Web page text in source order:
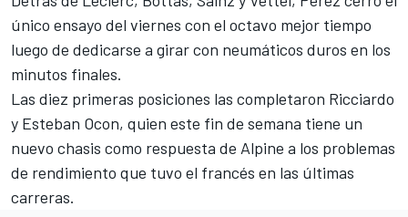
único ensayo del viernes con el octavo mejor tiempo
luego de dedicarse a girar con neumáticos duros en los
minutos finales.
Las diez primeras posiciones las completaron Ricciardo
y Esteban Ocon, quien este fin de semana tiene un
nuevo chasis como respuesta de Alpine a los problemas
de rendimiento que tuvo el francés en las últimas
carreras.